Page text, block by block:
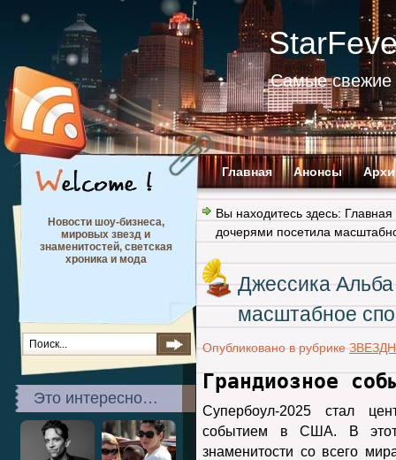
Самые свежие
Главная Анонсы
Новости шоу-бизнеса,
мировых звезд и
знаменитостей, светская
хроника и мода
Это интересно…
Вы находитесь здесь: Главная
дочерями посетила
Джессика
масштабное
Опубликовано в рубрике
Грандиозное
Супербоул-2025 стал
событием в США. В
знаменитости со всего